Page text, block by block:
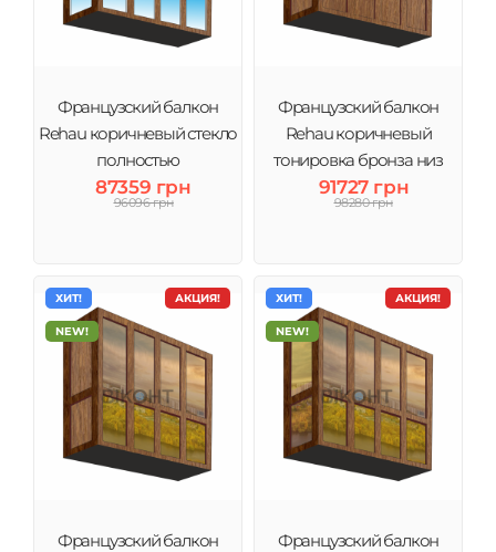
Французский балкон
Rehau коричневый стекло
полностью
87359 грн
96096 грн
Французский балкон
Rehau коричневый
тонировка бронза низ
сэндвич
91727 грн
98280 грн
АКЦИЯ!
ХИТ!
NEW!
Французский балкон
АКЦИЯ!
ХИТ!
NEW!
Французский балкон